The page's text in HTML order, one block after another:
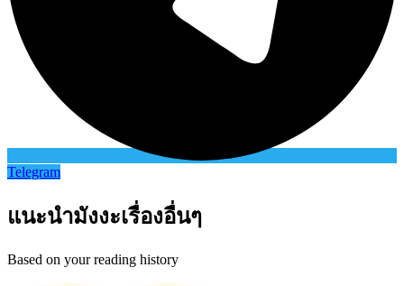
Telegram
แนะนำมังงะเรื่องอื่นๆ
Based on your reading history